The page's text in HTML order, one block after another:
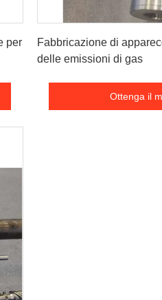
per
Fabbricazione di
delle emissioni di gas
Ottenga il